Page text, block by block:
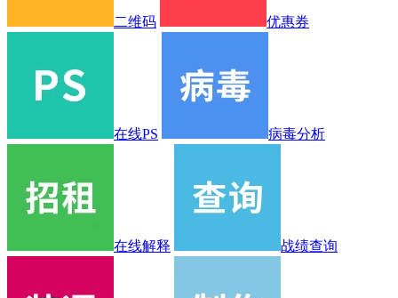
二维码 优惠券
在线PS 病毒分析
在线解释 战绩查询